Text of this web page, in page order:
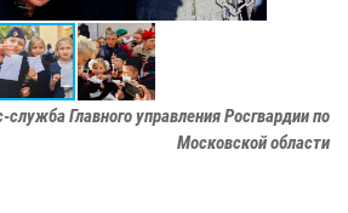
служба Главного управления Росгвардии по
Московской области